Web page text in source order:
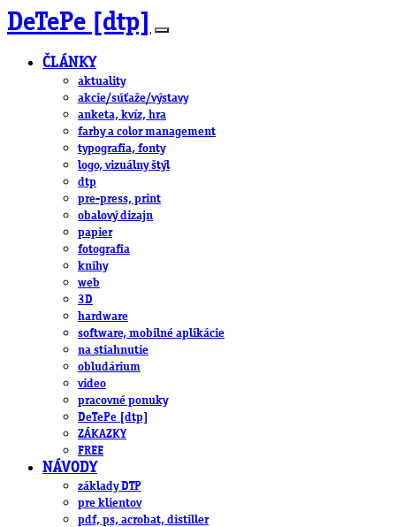
DeTePe [dtp]
ČLÁNKY
aktuality
akcie/súťaže/výstavy
anketa, kvíz, hra
farby a color management
typografia, fonty
logo, vizuálny štýl
dtp
pre-press, print
obalový dizajn
papier
fotografia
knihy
web
3D
hardware
software, mobilné aplikácie
na stiahnutie
obludárium
video
pracovné ponuky
DeTePe [dtp]
ZÁKAZKY
FREE
NÁVODY
základy DTP
pre klientov
pdf, ps, acrobat, distiller